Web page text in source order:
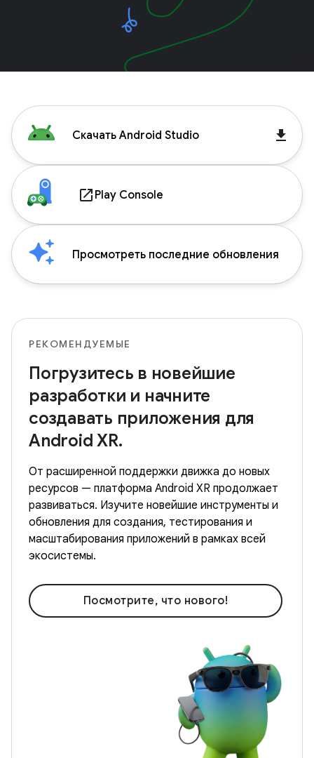
Скачать Android Studio get_app
launch Play Console
Просмотреть последние обновления
РЕКОМЕНДУЕМЫЕ
Погрузитесь в новейшие
разработки и начните
создавать приложения для
Android XR.
От расширенной поддержки движка до новых
ресурсов — платформа Android XR продолжает
развиваться. Изучите новейшие инструменты и
обновления для создания, тестирования и
масштабирования приложений в рамках всей
экосистемы.
Посмотрите, что нового!